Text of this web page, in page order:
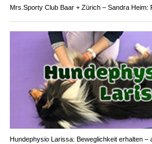
Mrs.Sporty Club Baar + Zürich – Sandra
Hundephysio Larissa: Beweglichkeit erhalten –